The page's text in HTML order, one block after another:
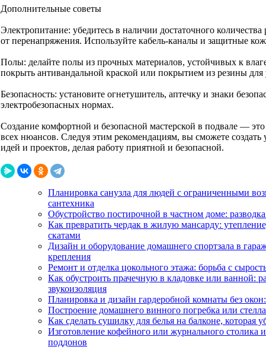
Дополнительные советы
Электропитание: убедитесь в наличии достаточного
от перенапряжения. Используйте кабель-каналы и защитные
Полы: делайте полы из прочных материалов, устойчивых к
покрыть антивандальной краской или покрытием из резины
Безопасность: установите огнетушитель, аптечку и знаки
электробезопасных нормах.
Создание комфортной и безопасной мастерской в подвале —
всех нюансов. Следуя этим рекомендациям, вы сможете создать
идей и проектов, делая работу приятной и безопасной.
Планировка санузла для людей с ограниченными
сантехника
Обустройство постирочной в частном доме:
Как превратить чердак в жилую мансарду:
скатами
Дизайн и оборудование домашнего спортзала в
крепления
Ремонт и отделка цокольного этажа: борьба с
Как обустроить прачечную в кладовке или ванной:
звукоизоляция
Планировка и дизайн гардеробной комнаты без
Построение домашнего винного погребка или
Как сделать сушилку для белья на балконе, которая
Изготовление кофейного или журнального столика
поддонов